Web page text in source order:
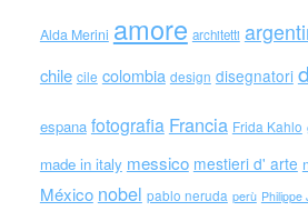
Alda Merini amore architetti
chile cile colombia design disegnatori
espana fotografia Francia Frida Kahlo
made in italy messico mestieri d' arte
México nobel pablo neruda perù Philippe